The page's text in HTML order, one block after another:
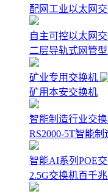
配网工业以太网
自主可控以太网
二层导轨式网管
矿业专用交换机
矿用本安交换机
智能制造行业交
RS2000-5T智能
智能AI系列POE
2.5G交换机百千